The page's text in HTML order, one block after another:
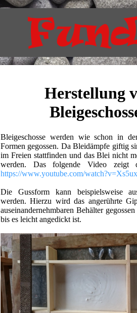
Herstellung
Bleigeschosse werden wie schon in
Formen gegossen. Da Bleidämpfe giftig
im Freien stattfinden und das Blei nicht
werden. Das folgende Video zeigt
https://www.youtube.com/
Die Gussform kann beispielsweise
werden. Hierzu wird das angerührte
auseinandernehmbaren Behälter
bis es leicht angedickt ist.